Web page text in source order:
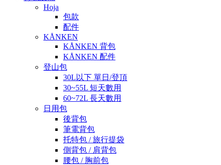
Hoja
包款
配件
KÅNKEN
KÅNKEN 背包
KÅNKEN 配件
登山包
30L以下 單日/登頂
30~55L 短天數用
60~72L 長天數用
日用包
後背包
筆電背包
托特包 / 旅行提袋
側背包 / 肩背包
腰包 / 胸前包